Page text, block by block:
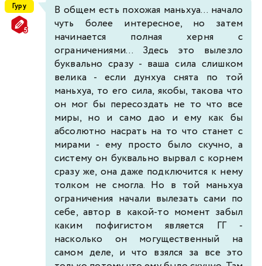
Гуру
В общем есть похожая маньхуа... начало
чуть более интересное, но затем
начинается полная херня с
ограничениями... Здесь это вылезло
буквально сразу - ваша сила слишком
велика - если дунхуа снята по той
маньхуа, то его сила, якобы, такова что
он мог бы пересоздать не то что все
миры, но и само дао и ему как бы
абсолютно насрать на то что станет с
мирами - ему просто было скучно, а
систему он буквально вырвал с корнем
сразу же, она даже подключится к нему
толком не смогла. Но в той маньхуа
ограничения начали вылезать сами по
себе, автор в какой-то момент забыл
каким пофигистом является ГГ -
насколько он могущественный на
самом деле, и что взялся за все это